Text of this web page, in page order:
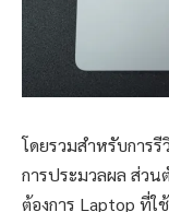
โดยรวมสำหรับการ
การประมวลผล ส่ว
ต้องการ Laptop ที่